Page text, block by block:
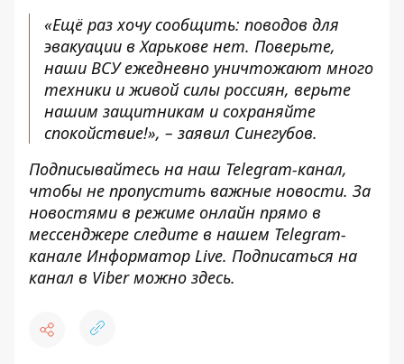
«Ещё раз хочу сообщить: поводов для
эвакуации в Харькове нет. Поверьте,
наши ВСУ ежедневно уничтожают много
техники и живой силы россиян, верьте
нашим защитникам и сохраняйте
спокойствие!», – заявил Синегубов.
Подписывайтесь на наш Telegram-канал,
чтобы не пропустить важные новости. За
новостями в режиме онлайн прямо в
мессенджере следите в нашем Telegram-
канале Информатор Live. Подписаться на
канал в Viber можно здесь.